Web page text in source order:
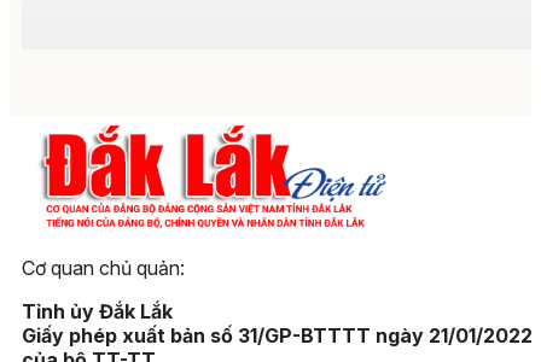
Cơ quan chủ quản:
Tỉnh ủy Đắk Lắk
Giấy phép xuất bản số 31/GP-BTTTT ngày 21/01/2022